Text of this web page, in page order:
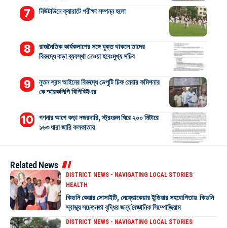
নিউটাউনে ক্যারাটে পরীক্ষা সম্পন্ন হলো
রাজনৈতিক কার্যকলাপের সঙ্গে যুক্ত থাকলে তাদের
বিরুদ্ধে কড়া ব্যবস্থা নেওয়া হবেঃমুখ্য সচিব
নুতন শ্রম আইনের বিরুদ্ধে ডেপুটি চিফ লেবার কমিশনার
কে স্মারকলিপি বিপিবিইএর
গণনার আগে কড়া নজরদারি, স্ট্রংরুম ঘিরে ২০০ মিটারে
১৬৩ ধারা জারি কলকাতায়
Related News
DISTRICT NEWS - NAVIGATING LOCAL STORIES
HEALTH
কিডনি কেয়ার সোসাইটি, নেফ্রোকেয়ার ইন্ডিয়ার সহযোগিতায় কিডনি
স্বাস্থ্য সচেতনতা বৃদ্ধির জন্য বৈজ্ঞানিক সিম্পোজিয়াম
DISTRICT NEWS - NAVIGATING LOCAL STORIES